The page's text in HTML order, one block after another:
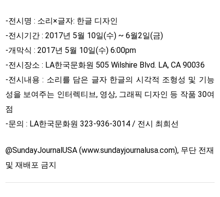
-전시명 : 소리×글자: 한글 디자인
-전시기간 : 2017년 5월 10일(수) ~ 6월2일(금)
-개막식 : 2017년 5월 10일(수) 6:00pm
-전시장소 : LA한국문화원 505 Wilshire Blvd. LA, CA 90036
-전시내용 : 소리를 담은 글자 한글의 시각적 조형성 및 기능
성을 보여주는 인터렉티브, 영상, 그래픽 디자인 등 작품 30여
점
-문의 : LA한국문화원 323-936-3014 / 전시 최희선
@SundayJournalUSA (www.sundayjournalusa.com), 무단 전재
및 재배포 금지